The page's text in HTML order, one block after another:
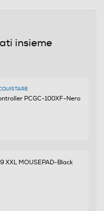
insieme
PCGC-100XF-Nero
XXL MOUSEPAD-Black